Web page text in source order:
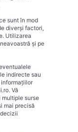
sunt în mod
diverși factori,
Utilizarea
și pe
indirecte sau
Vă
surse
mai precisă